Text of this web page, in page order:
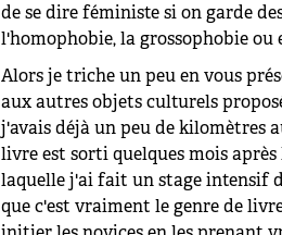
de se dire féministe si on garde
l'homophobie, la grossophobie ou
Alors je triche un peu en vous
aux autres objets culturels
j'avais déjà un peu de kilomètres
livre est sorti quelques mois
laquelle j'ai fait un stage intensif
que c'est vraiment le genre de